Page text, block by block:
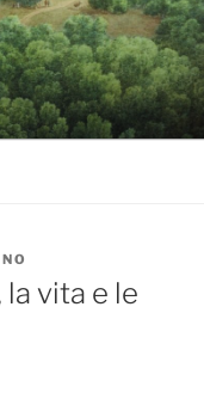
ad amarle
la vita e le